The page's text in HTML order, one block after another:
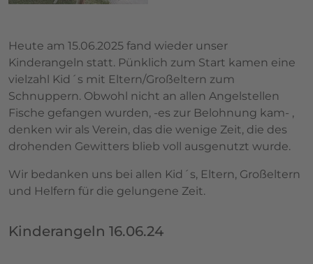
Heute am 15.06.2025 fand wieder unser
Kinderangeln statt. Pünklich zum Start kamen eine
vielzahl Kid´s mit Eltern/Großeltern zum
Schnuppern. Obwohl nicht an allen Angelstellen
Fische gefangen wurden, -es zur Belohnung kam- ,
denken wir als Verein, das die wenige Zeit, die des
drohenden Gewitters blieb voll ausgenutzt wurde.
Wir bedanken uns bei allen Kid´s, Eltern, Großeltern
und Helfern für die gelungene Zeit.
Kinderangeln 16.06.24